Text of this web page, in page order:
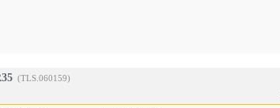
(TLS.060159)